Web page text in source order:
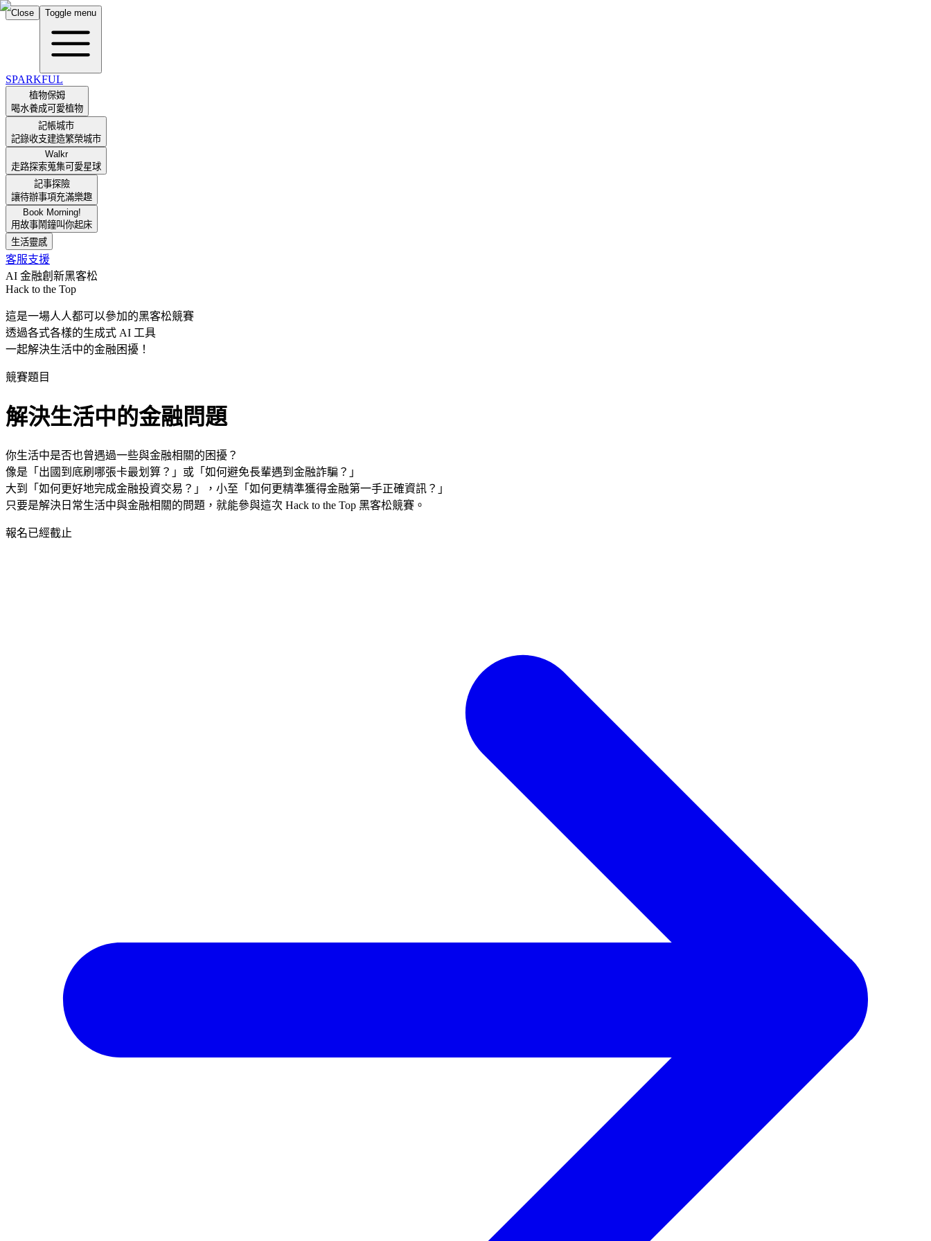
Close Toggle menu
SPARKFUL
植物保姆
喝水養成可愛植物
記帳城市
記錄收支建造繁榮城市
Walkr
走路探索蒐集可愛星球
記事探險
讓待辦事項充滿樂趣
Book Morning!
用故事鬧鐘叫你起床
生活靈感
客服支援
AI 金融創新黑客松
Hack to the Top
這是一場人人都可以參加的黑客松競賽
透過各式各樣的生成式 AI 工具
一起解決生活中的金融困擾！
競賽題目
解決生活中的金融問題
你生活中是否也曾遇過一些與金融相關的困擾？
像是「出國到底刷哪張卡最划算？」或「如何避免長輩遇到金融詐騙？」
大到「如何更好地完成金融投資交易？」，小至「如何更精準獲得金融第一手正確資訊？」
只要是解決日常生活中與金融相關的問題，就能參與這次 Hack to the Top 黑客松競賽。
報名已經截止